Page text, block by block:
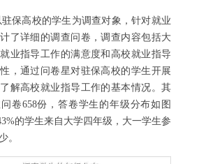
保高校的学生为调查对象，针对就业
了详细的调查问卷，调查内容包括大
业指导工作的满意度和高校就业指导
，通过问卷星对驻保高校的学生开展
解高校就业指导工作的基本情况。其
卷658份，答卷学生的年级分布如图
的学生来自大学四年级，大一学生参
。